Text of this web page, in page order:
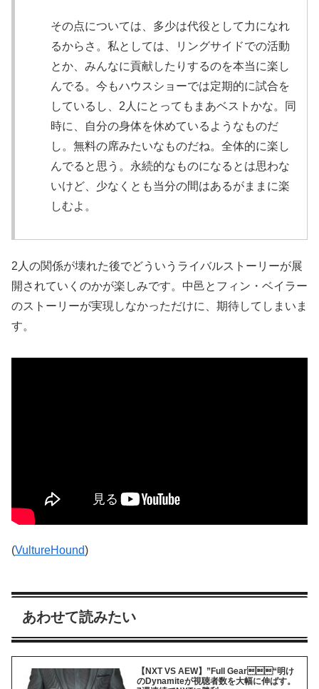
その点については、多少は代役として力になれ
るからさ。私としては、リングサイドでの活動
とか、みんなに貢献したりするのを本当に楽し
んでる。今もハウスショーでは定期的に試合を
しているし、2人にとってもまあベストかな。同
時に、自分の身体を休めているようなものだ
し。無料の席みたいなものだね。全体的に楽し
んでると思う。永続的なものになるとは思わな
いけど、少なくとも当分の間はあるがままに楽
しむよ。
2人の関係が壊れた後でどういうライバルストーリーが展
開されていくのかが楽しみです。中邑とフィン・ベイラー
のストーリーが実現しなかっただけに、期待してしまいま
す。
(VultureHound)
あわせて読みたい
【NXT VS AEW】”Full Gear“明け
のDynamiteが視聴者数を大幅に伸ばす。